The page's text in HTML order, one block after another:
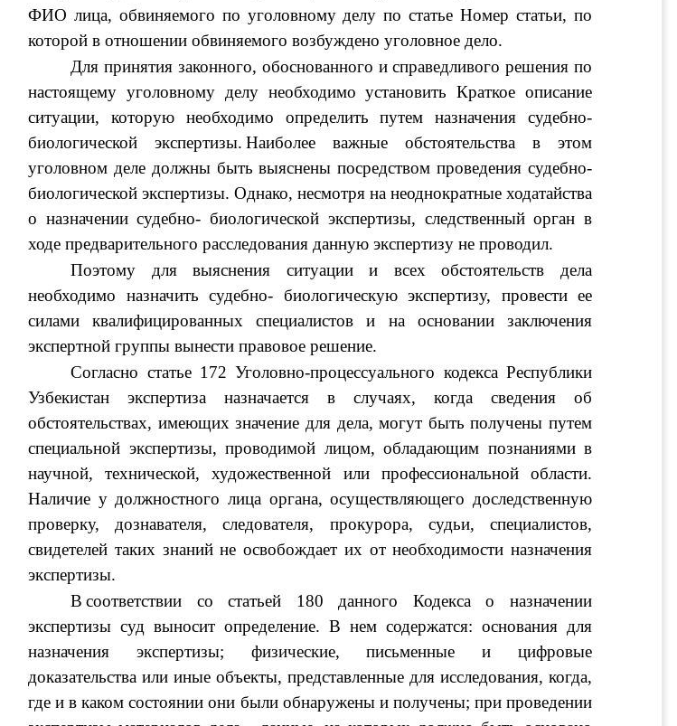
ФИО лица, обвиняемого по уголовному делу по статье Номер статьи, по
которой в отношении обвиняемого возбуждено уголовное дело.
Для принятия законного, обоснованного и справедливого решения по
настоящему уголовному делу необходимо установить Краткое описание
ситуации, которую необходимо определить путем назначения судебно-
биологической экспертизы. Наиболее важные обстоятельства в этом
уголовном деле должны быть выяснены посредством проведения судебно-
биологической экспертизы. Однако, несмотря на неоднократные ходатайства
о назначении судебно- биологической экспертизы, следственный орган в
ходе предварительного расследования данную экспертизу не проводил.
Поэтому для выяснения ситуации и всех обстоятельств дела
необходимо назначить судебно- биологическую экспертизу, провести ее
силами квалифицированных специалистов и на основании заключения
экспертной группы вынести правовое решение.
Согласно статье 172 Уголовно-процессуального кодекса Республики
Узбекистан экспертиза назначается в случаях, когда сведения об
обстоятельствах, имеющих значение для дела, могут быть получены путем
специальной экспертизы, проводимой лицом, обладающим познаниями в
научной, технической, художественной или профессиональной области.
Наличие у должностного лица органа, осуществляющего доследственную
проверку, дознавателя, следователя, прокурора, судьи, специалистов,
свидетелей таких знаний не освобождает их от необходимости назначения
экспертизы.
В соответствии со статьей 180 данного Кодекса о назначении
экспертизы суд выносит определение. В нем содержатся: основания для
назначения экспертизы; физические, письменные и цифровые
доказательства или иные объекты, представленные для исследования, когда,
где и в каком состоянии они были обнаружены и получены; при проведении